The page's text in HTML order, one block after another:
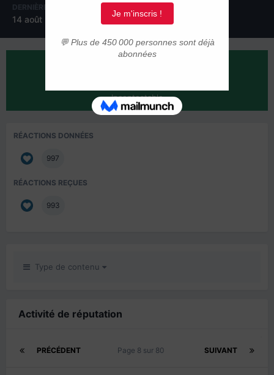
DERNIÈRE VISITE
14 août 2017
JOURS GAGNÉS
6
Incontestable
RÉACTIONS DONNÉES
997
RÉACTIONS REÇUES
993
Type de contenu
Activité de réputation
PRÉCÉDENT SUIVANT
Page 8 sur 80